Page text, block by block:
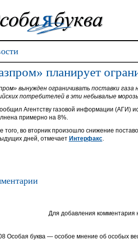
планирует
вынужден ограничивать поставки
потребителей в эти небывалые
Агентству газовой информации (АГИ)
примерно на 8%.
того, во вторник произошло снижение
дней, отмечает Интерфакс.
Для добавления комментария
Особая буква — особое мнение об особых